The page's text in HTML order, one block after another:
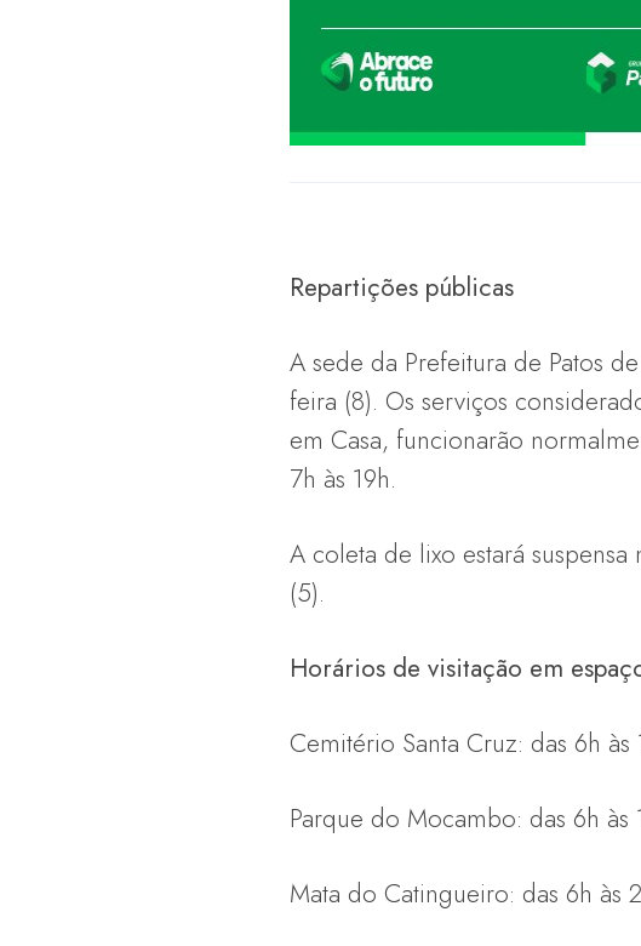
Repartições públicas
A sede da Prefeitura de Patos
feira (8). Os serviços
em Casa, funcionarão
7h às 19h.
A coleta de lixo estará
(5).
Horários de visitação em
Cemitério Santa Cruz: das 6h às
Parque do Mocambo: das 6h às
Mata do Catingueiro: das 6h às